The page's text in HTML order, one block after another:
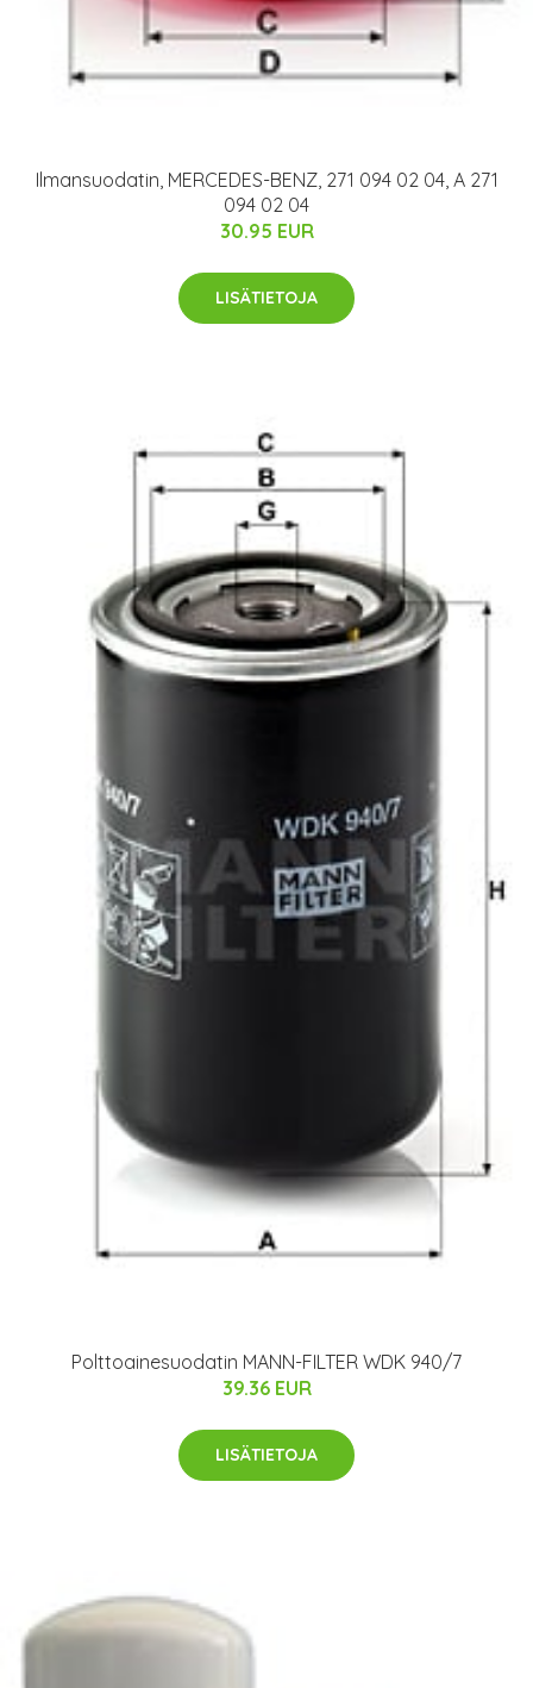
Ilmansuodatin, MERCEDES-BENZ, 271 094 02 04, A 271
094 02 04
30.95 EUR
LISÄTIETOJA
Polttoainesuodatin MANN-FILTER WDK 940/7
39.36 EUR
LISÄTIETOJA